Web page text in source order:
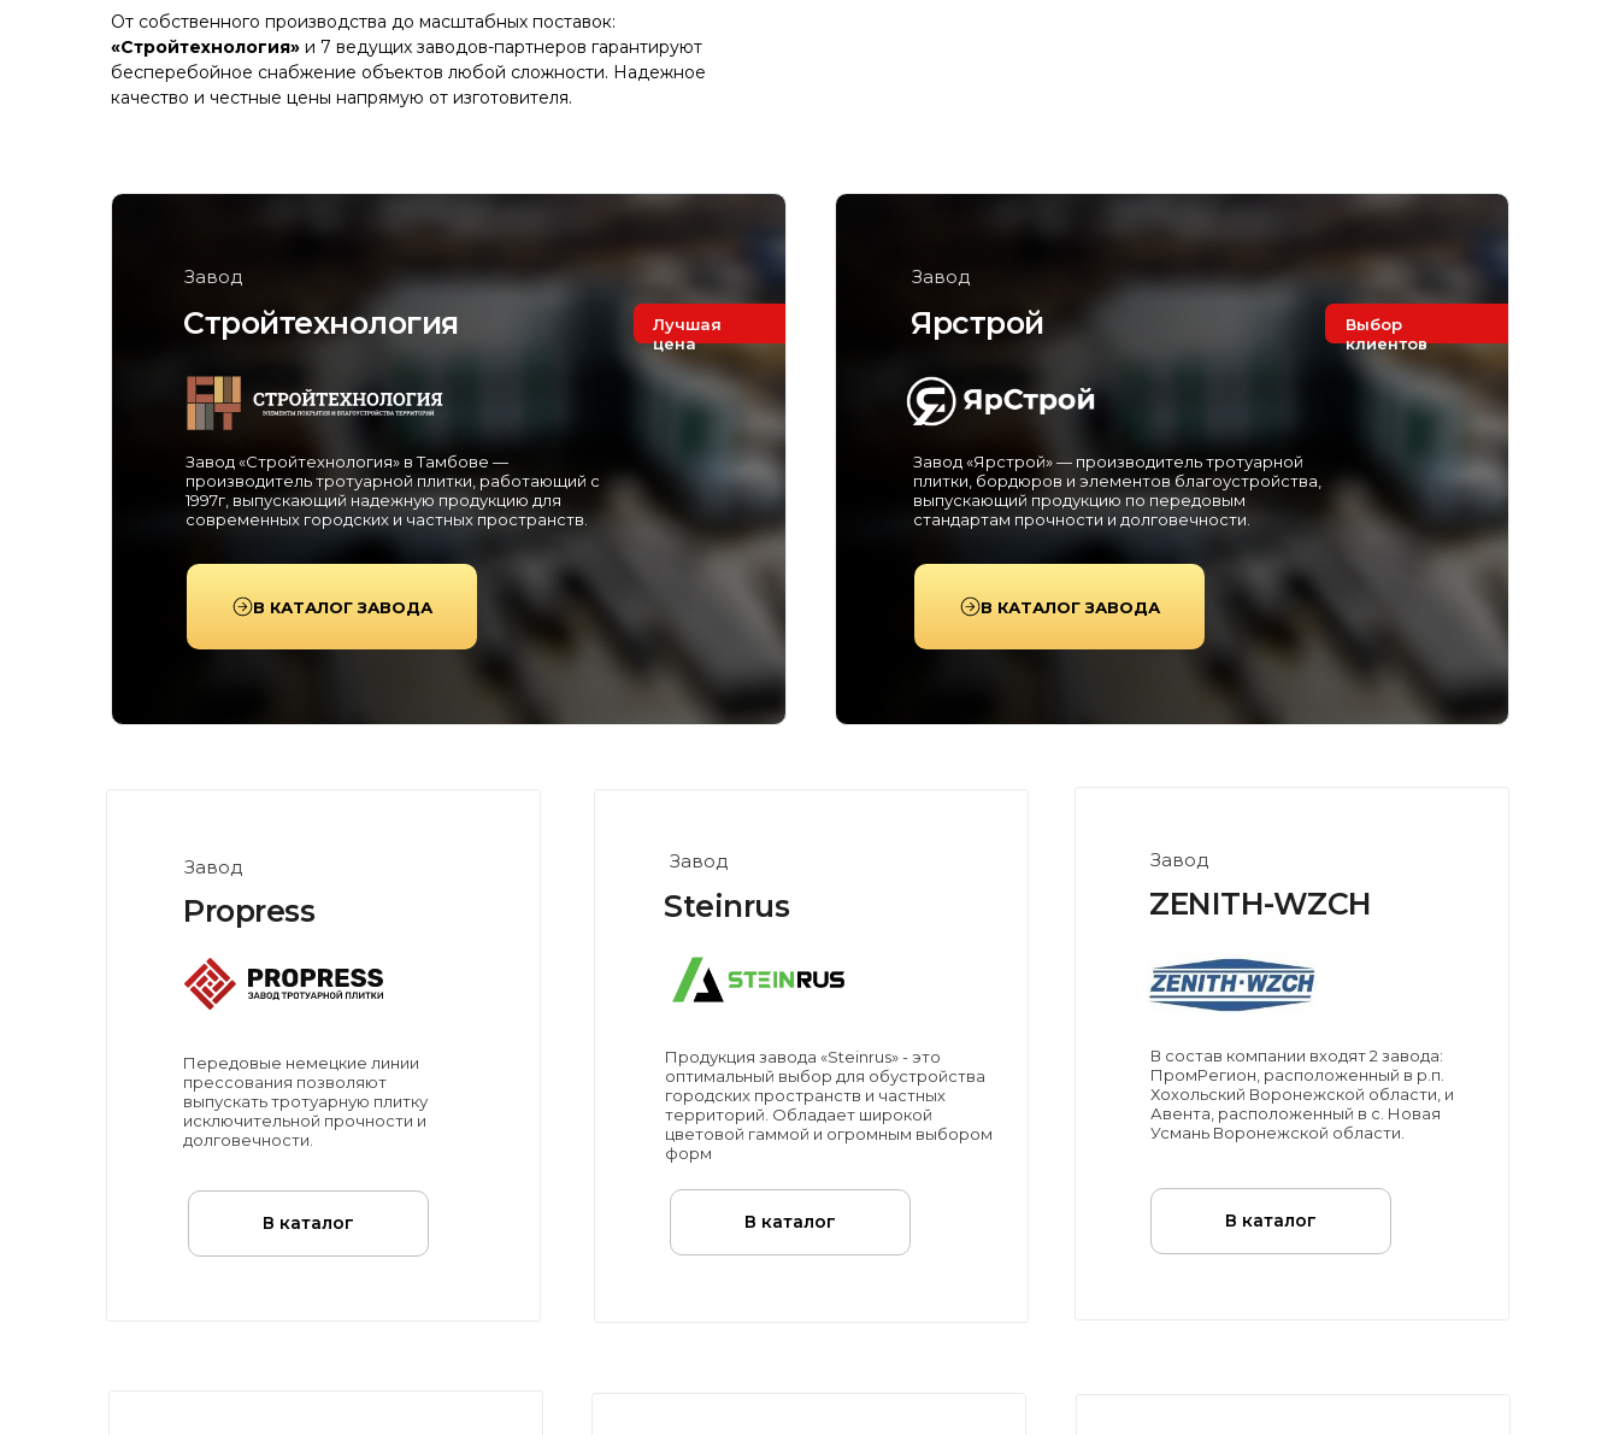
От собственного производства до масштабных поставок:
«Стройтехнология» и 7 ведущих заводов-партнеров гарантируют
бесперебойное снабжение объектов любой сложности. Надежное
качество и честные цены напрямую от изготовителя.
Стройтехнология
Завод
Завод «Стройтехнология» в Тамбове —
производитель тротуарной плитки, работающий с
1997г, выпускающий надежную продукцию для
современных городских и частных пространств.
В КАТАЛОГ ЗАВОДА
Лучшая
цена
Ярстрой
Завод
Завод «Ярстрой» — производитель тротуарной
плитки, бордюров и элементов благоустройства,
выпускающий продукцию по передовым
стандартам прочности и долговечности.
В КАТАЛОГ ЗАВОДА
Выбор
клиентов
Propress
Завод
В каталог
Steinrus
Продукция завода «Steinrus» - это
оптимальный выбор для обустройства
городских пространств и частных
территорий. Обладает широкой
цветовой гаммой и огромным выбором
форм
Передовые немецкие линии
прессования позволяют
выпускать тротуарную плитку
исключительной прочности и
долговечности.
Завод
В каталог
ZENITH-WZCH
Завод
В каталог
В состав компании входят 2 завода:
ПромРегион, расположенный в р.п.
Хохольский Воронежской области, и
Авента, расположенный в с. Новая
Усмань Воронежской области.